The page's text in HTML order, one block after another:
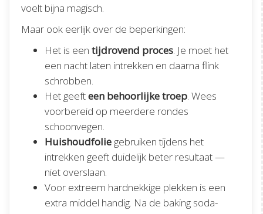
voelt bijna magisch.
Maar ook eerlijk over de beperkingen:
Het is een tijdrovend proces. Je moet het
een nacht laten intrekken en daarna flink
schrobben.
Het geefteen behoorlijke troep. Wees
voorbereid op meerdere rondes
schoonvegen.
Huishoudfolie gebruiken tijdens het
intrekken geeft duidelijk beter resultaat —
niet overslaan.
Voor extreem hardnekkige plekken is een
extra middel handig. Na de baking soda-